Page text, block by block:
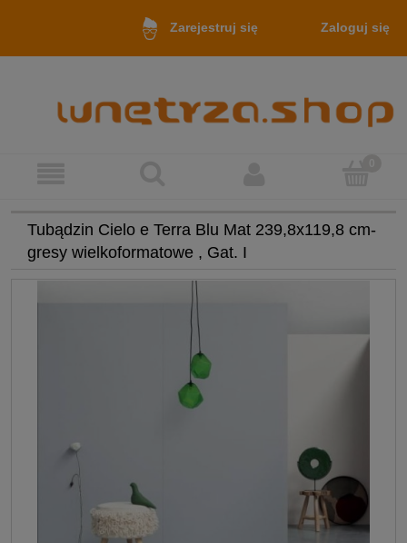
Zarejestruj się Zaloguj się
Tubądzin Cielo e Terra Blu Mat 239,8x119,8 cm-
gresy wielkoformatowe , Gat. I